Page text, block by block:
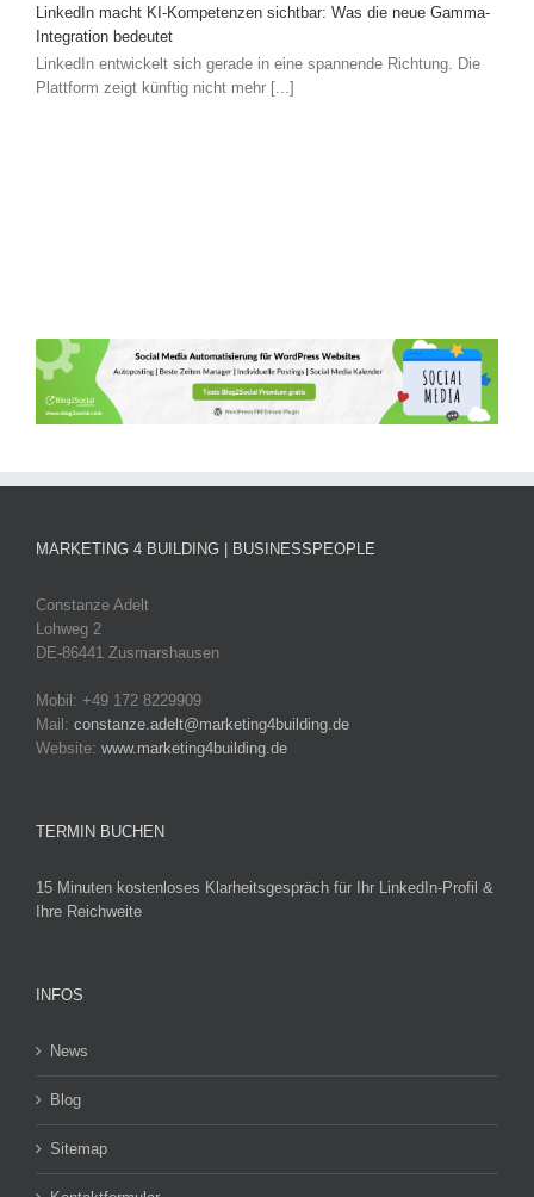
LinkedIn macht KI-Kompetenzen sichtbar: Was die neue Gamma-
Integration bedeutet
LinkedIn entwickelt sich gerade in eine spannende Richtung. Die
Plattform zeigt künftig nicht mehr [...]
MARKETING 4 BUILDING | BUSINESSPEOPLE
Constanze Adelt
Lohweg 2
DE-86441 Zusmarshausen
Mobil: +49 172 8229909
Mail: constanze.adelt@marketing4building.de
Website: www.marketing4building.de
TERMIN BUCHEN
15 Minuten kostenloses Klarheitsgespräch für Ihr LinkedIn-Profil &
Ihre Reichweite
INFOS
News
Blog
Sitemap